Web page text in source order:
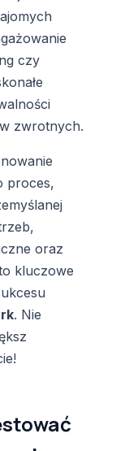
czy
zwrotnych.
proces,
oraz
kluczowe
. Nie